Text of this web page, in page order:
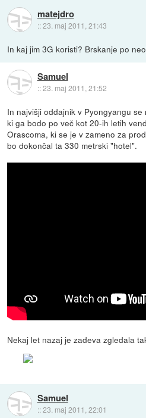
matejdro
::23. maj 2011, 21:43
In kaj jim 3G koristi? Brskanje po
Samuel
::23. maj 2011, 21:52
In najvišji oddajnik v Pyongyangu
ki ga bodo po več kot 20-ih letih
Orascoma, ki se je v zameno za
bo dokončal ta 330 metrski "hotel".
Nekaj let nazaj je zadeva zgledala
Samuel
::23. maj 2011, 22:01